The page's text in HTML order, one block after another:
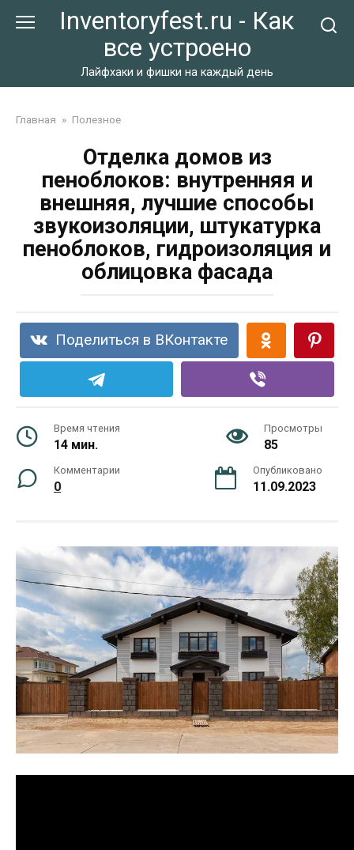
Inventoryfest.ru - Как
все устроено
Лайфхаки и фишки на каждый день
Главная » Полезное
Отделка домов из
пеноблоков: внутренняя и
внешняя, лучшие способы
звукоизоляции, штукатурка
пеноблоков, гидроизоляция и
облицовка фасада
Поделиться в ВКонтакте
Время чтения
14 мин.
Просмотры
85
Комментарии
0
Опубликовано
11.09.2023